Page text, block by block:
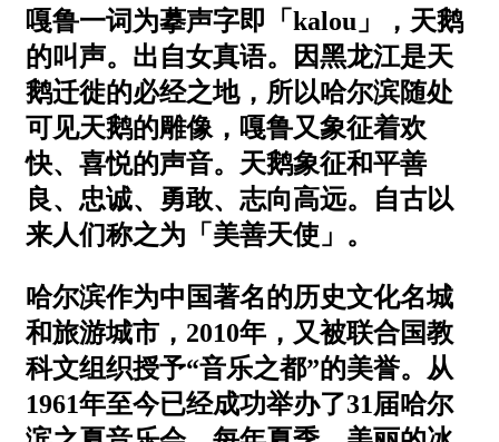
嘎鲁一词为摹声字即「kalou」，天鹅
的叫声。出自女真语。因黑龙江是天
鹅迁徙的必经之地，所以哈尔滨随处
可见天鹅的雕像，嘎鲁又象征着欢
快、喜悦的声音。天鹅象征和平善
良、忠诚、勇敢、志向高远。自古以
来人们称之为「美善天使」。
哈尔滨作为中国著名的历史文化名城
和旅游城市，2010年，又被联合国教
科文组织授予“音乐之都”的美誉。从
1961年至今已经成功举办了31届哈尔